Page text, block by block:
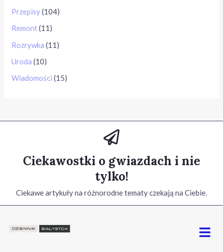
Przepisy(104)
Remont (11)
Rozrywka (11)
Uroda (10)
Wiadomości (15)
Ciekawostki o gwiazdach i nie
tylko!
Ciekawe artykuły na różnorodne tematy czekają na Ciebie.
Menu